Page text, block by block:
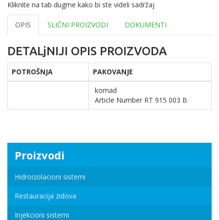
Kliknite na tab dugme kako bi ste videli sadržaj
OPIS SLIČNI PROIZVODI DOKUMENTI
DETALjNIJI OPIS PROIZVODA
POTROŠNJA
PAKOVANJE
komad
Article Number RT 915 003 B
Proizvodi
Hidroizolacioni sistemi
Restauracija zidova
Injekcioni sistemi